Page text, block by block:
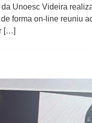
Unoesc Videira
forma on-line reuniu
[…]